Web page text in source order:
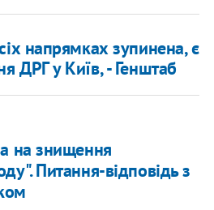
напрямках зупинена, є
ДРГ у Київ, - Генштаб
на знищення
Питання-відповідь з